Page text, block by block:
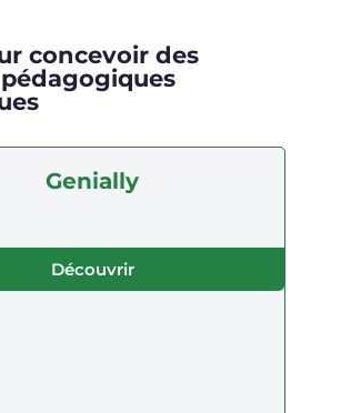
concevoir des
Genially
Découvrir